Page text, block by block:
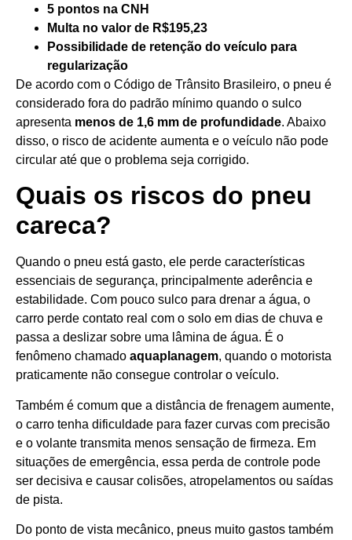
5 pontos na CNH
Multa no valor de R$195,23
Possibilidade de retenção do veículo para
regularização
De acordo com o Código de Trânsito Brasileiro, o pneu é
considerado fora do padrão mínimo quando o sulco
apresenta menos de 1,6 mm de profundidade. Abaixo
disso, o risco de acidente aumenta e o veículo não pode
circular até que o problema seja corrigido.
Quais os riscos do pneu
careca?
Quando o pneu está gasto, ele perde características
essenciais de segurança, principalmente aderência e
estabilidade. Com pouco sulco para drenar a água, o
carro perde contato real com o solo em dias de chuva e
passa a deslizar sobre uma lâmina de água. É o
fenômeno chamado aquaplanagem, quando o motorista
praticamente não consegue controlar o veículo.
Também é comum que a distância de frenagem aumente,
o carro tenha dificuldade para fazer curvas com precisão
e o volante transmita menos sensação de firmeza. Em
situações de emergência, essa perda de controle pode
ser decisiva e causar colisões, atropelamentos ou saídas
de pista.
Do ponto de vista mecânico, pneus muito gastos também